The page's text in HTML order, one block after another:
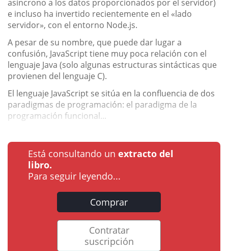
asíncrono a los datos proporcionados por el servidor)
e incluso ha invertido recientemente en el «lado
servidor», con el entorno Node.js.
A pesar de su nombre, que puede dar lugar a
confusión, JavaScript tiene muy poca relación con el
lenguaje Java (solo algunas estructuras sintácticas que
provienen del lenguaje C).
El lenguaje JavaScript se sitúa en la confluencia de dos
paradigmas de programación: el paradigma de la
programación funcional...
Está consultando un extracto del
libro.
Para seguir leyendo...
Comprar
Contratar
suscripción